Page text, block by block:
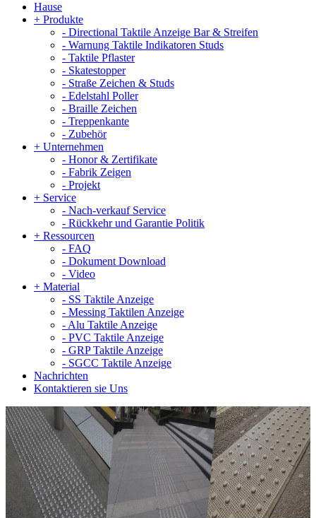
Hause
+ Produkte
- Directional Taktile Anzeige Bar & Streifen
- Warnung Taktile Indikatoren Studs
- Taktile Pflaster
- Skatestopper
- Straße Zeichen & Studs
- Edelstahl Poller
- Braille Zeichen
- Treppenkante
- Zubehör
+ Unternehmen
- Honor & Zertifikate
- Fabrik Zeigen
- Projekt
+ Service
- Nach-verkauf Service
- Rückkehr und Garantie Politik
+ Ressourcen
- FAQ
- Dokument Download
- Video
+ Material
- SS Taktile Anzeige
- Messing Taktilen Anzeige
- Alu Taktile Anzeige
- PVC Taktile Anzeige
- GRP Taktile Anzeige
- SGCC Taktile Anzeige
Nachrichten
Kontaktieren sie Uns